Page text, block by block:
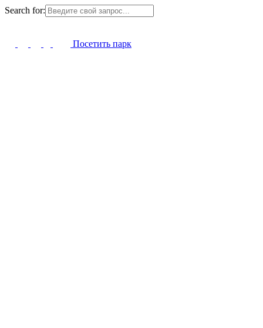
Search for:
Посетить парк